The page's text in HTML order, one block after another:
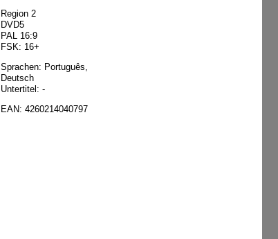
Region 2
DVD5
PAL 16:9
FSK: 16+
Sprachen: Português,
Deutsch
Untertitel: -
EAN: 4260214040797